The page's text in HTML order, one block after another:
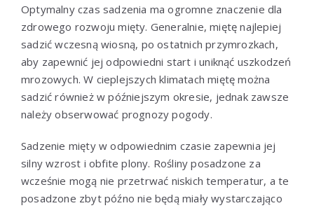
Optymalny czas sadzenia ma ogromne znaczenie dla
zdrowego rozwoju mięty. Generalnie, miętę najlepiej
sadzić wczesną wiosną, po ostatnich przymrozkach,
aby zapewnić jej odpowiedni start i uniknąć uszkodzeń
mrozowych. W cieplejszych klimatach miętę można
sadzić również w późniejszym okresie, jednak zawsze
należy obserwować prognozy pogody.
Sadzenie mięty w odpowiednim czasie zapewnia jej
silny wzrost i obfite plony. Rośliny posadzone za
wcześnie mogą nie przetrwać niskich temperatur, a te
posadzone zbyt późno nie będą miały wystarczająco